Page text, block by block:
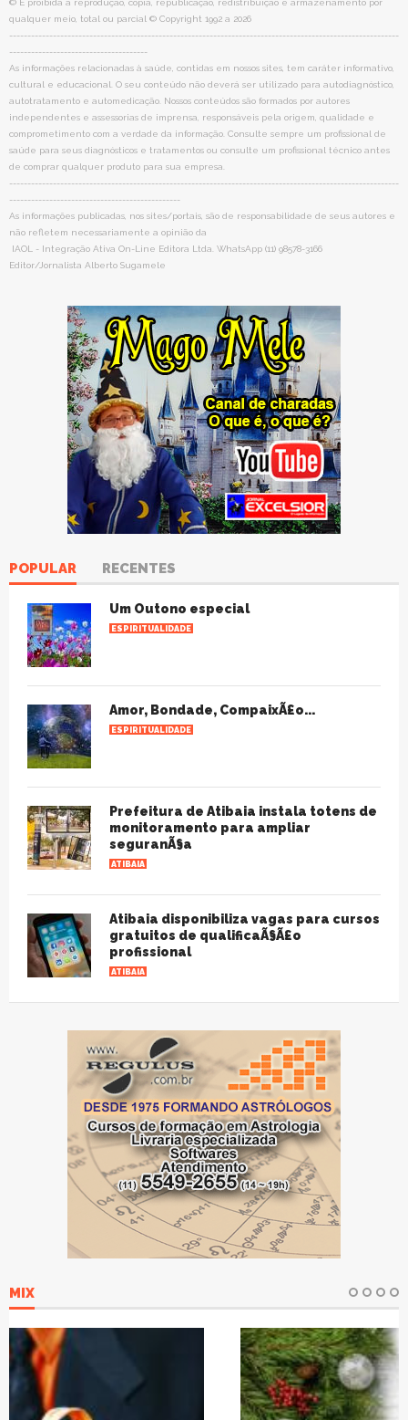
© É proibida a reprodução, cópia, republicação, redistribuição e armazenamento por
qualquer meio, total ou parcial © Copyright 1992 a 2026
-----------------------------------------------------------------------------------------------------------
--------------------------------------
As informações relacionadas à saúde, contidas em nossos sites, tem caráter informativo,
cultural e educacional. O seu conteúdo não deverá ser utilizado para autodiagnóstico,
autotratamento e automedicação. Nossos conteúdos são formados por autores
independentes e assessorias de imprensa, responsáveis pela origem, qualidade e
comprometimento com a verdade da informação. Consulte sempre um profissional de
saúde para seus diagnósticos e tratamentos ou consulte um profissional técnico antes
de comprar qualquer produto para sua empresa.
-----------------------------------------------------------------------------------------------------------
-----------------------------------------------
As informações publicadas, nos sites/portais, são de responsabilidade de seus autores e
não refletem necessariamente a opinião da
IAOL - Integração Ativa On-Line Editora Ltda. WhatsApp (11) 98578-3166
Editor/Jornalista Alberto Sugamele
POPULAR RECENTES
Um Outono especial
ESPIRITUALIDADE
Amor, Bondade, CompaixÃ£o...
ESPIRITUALIDADE
Prefeitura de Atibaia instala totens de
monitoramento para ampliar
seguranÃ§a
ATIBAIA
Atibaia disponibiliza vagas para cursos
gratuitos de qualificaÃ§Ã£o
profissional
ATIBAIA
MIX